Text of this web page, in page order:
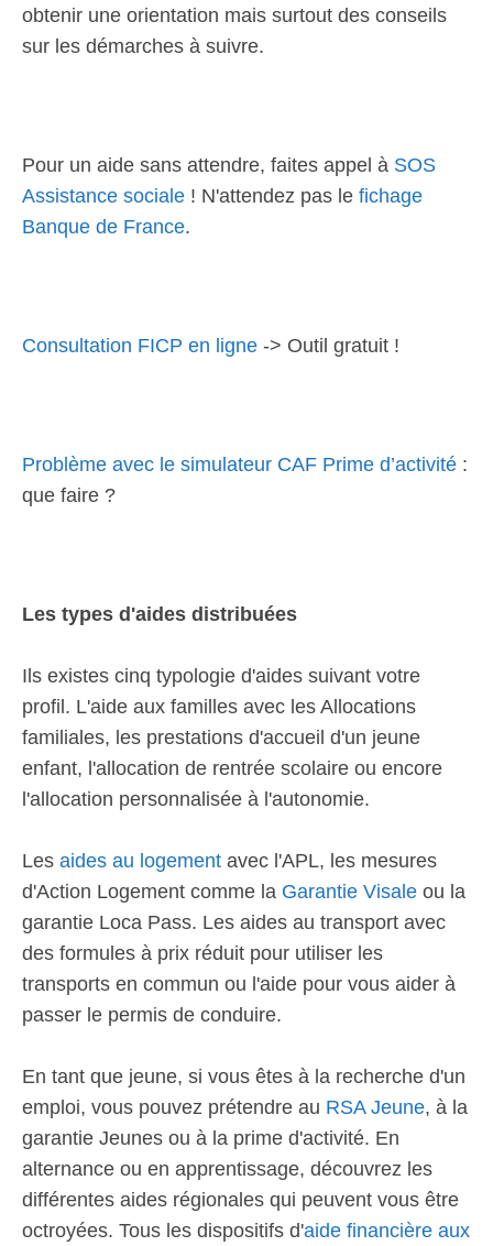
obtenir une orientation mais surtout des conseils
sur les démarches à suivre.
Pour un aide sans attendre, faites appel à SOS
Assistance sociale ! N'attendez pas le fichage
Banque de France.
Consultation FICP en ligne -> Outil gratuit !
Problème avec le simulateur CAF Prime d’activité :
que faire ?
Les types d'aides distribuées
Ils existes cinq typologie d'aides suivant votre
profil. L'aide aux familles avec les Allocations
familiales, les prestations d'accueil d'un jeune
enfant, l'allocation de rentrée scolaire ou encore
l'allocation personnalisée à l'autonomie.
Les aides au logement avec l'APL, les mesures
d'Action Logement comme la Garantie Visale ou la
garantie Loca Pass. Les aides au transport avec
des formules à prix réduit pour utiliser les
transports en commun ou l'aide pour vous aider à
passer le permis de conduire.
En tant que jeune, si vous êtes à la recherche d'un
emploi, vous pouvez prétendre au RSA Jeune, à la
garantie Jeunes ou à la prime d'activité. En
alternance ou en apprentissage, découvrez les
différentes aides régionales qui peuvent vous être
octroyées. Tous les dispositifs d'aide financière aux